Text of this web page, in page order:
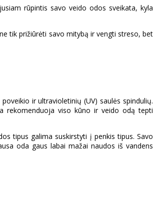
rūpintis savo veido odos sveikata, kyla
tik prižiūrėti savo mitybą ir vengti streso, bet
ir ultravioletinių (UV) saulės spindulių.
rekomenduoja viso kūno ir veido odą tepti
tipus galima suskirstyti į penkis tipus. Savo
oda gaus labai mažai naudos iš vandens